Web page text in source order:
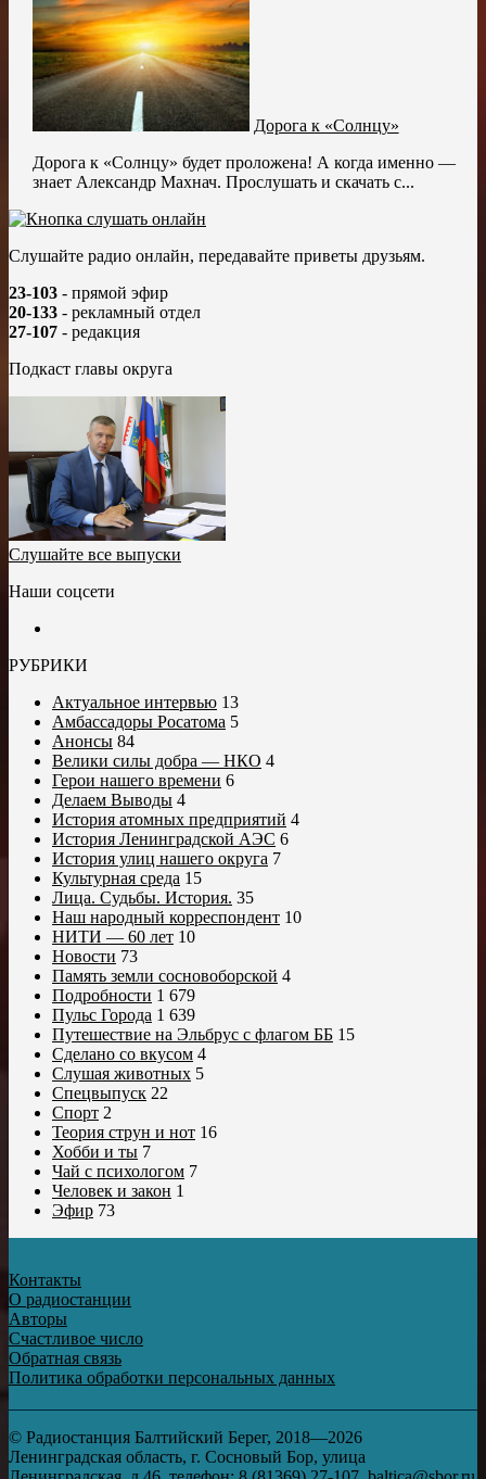
Дорога к «Солнцу»
Дорога к «Солнцу» будет проложена! А когда именно —
знает Александр Махнач. Прослушать и скачать с...
Слушайте радио онлайн, передавайте приветы друзьям.
23-103 - прямой эфир
20-133 - рекламный отдел
27-107 - редакция
Подкаст главы округа
Слушайте все выпуски
Наши соцсети
РУБРИКИ
Актуальное интервью 13
Амбассадоры Росатома 5
Анонсы 84
Велики силы добра — НКО 4
Герои нашего времени 6
Делаем Выводы 4
История атомных предприятий 4
История Ленинградской АЭС 6
История улиц нашего округа 7
Культурная среда 15
Лица. Судьбы. История. 35
Наш народный корреспондент 10
НИТИ — 60 лет 10
Новости 73
Память земли сосновоборской 4
Подробности 1 679
Пульс Города 1 639
Путешествие на Эльбрус с флагом ББ 15
Сделано со вкусом 4
Слушая животных 5
Спецвыпуск 22
Спорт 2
Теория струн и нот 16
Хобби и ты 7
Чай с психологом 7
Человек и закон 1
Эфир 73
Контакты
О радиостанции
Авторы
Счастливое число
Обратная связь
Политика обработки персональных данных
© Радиостанция Балтийский Берег, 2018—2026
Ленинградская область, г. Сосновый Бор, улица